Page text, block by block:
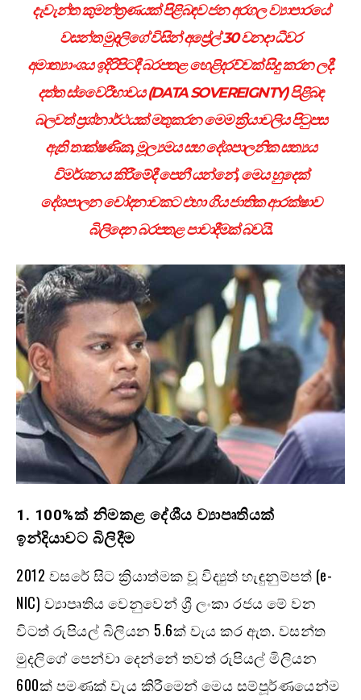
දැවැන්ත කුමන්ත්‍රණයක් පිළිබඳව ජන අරගල ව්‍යාපාරයේ
වසන්ත මුදලිගේ විසින් අප්‍රේල් 30 වනදා ධීවර
අමාත්‍යාංශය ඉදිරිපිටදී බරපතළ හෙළිදරව්වක් සිදු කරන ලදී.
දත්ත ස්වෛරීභාවය (DATA SOVEREIGNTY) පිළිබඳ
බලවත් ප්‍රශ්නාර්ථයක් මතුකරන මෙම ක්‍රියාවලිය පිටුපස
ඇති තාක්ෂණික, මූල්‍යමය සහ දේශපාලනික සත්‍යය
විමර්ශනය කිරීමේදී පෙනී යන්නේ, මෙය හුදෙක්
දේශපාලන චෝදනාවකට එහා ගිය ජාතික ආරක්ෂාව
බිලිදෙන බරපතළ පාවාදීමක් බවයි.
1. 100%ක් නිමකළ දේශීය ව්‍යාපෘතියක්
ඉන්දියාවට බිලිදීම
2012 වසරේ සිට ක්‍රියාත්මක වූ විද්‍යුත් හැඳුනුම්පත් (e-
NIC) ව්‍යාපෘතිය වෙනුවෙන් ශ්‍රී ලංකා රජය මේ වන
විටත් රුපියල් බිලියන 5.6ක් වැය කර ඇත. වසන්ත
මුදලිගේ පෙන්වා දෙන්නේ තවත් රුපියල් මිලියන
600ක් පමණක් වැය කිරීමෙන් මෙය සම්පූර්ණයෙන්ම